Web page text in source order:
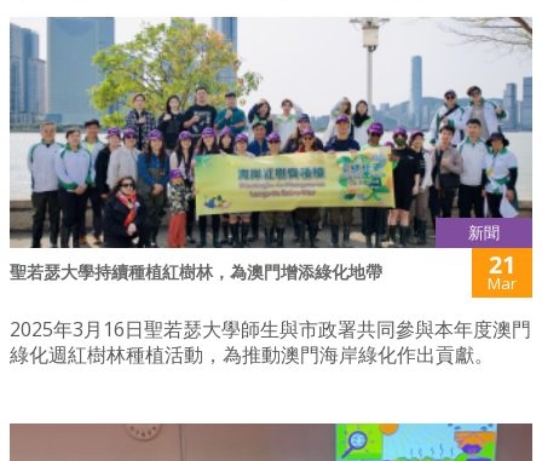
新聞
聖若瑟大學持續種植紅樹林，為澳門增添綠化地帶 21
Mar
2025年3月16日聖若瑟大學師生與市政署共同參與本年度澳門
綠化週紅樹林種植活動，為推動澳門海岸綠化作出貢獻。